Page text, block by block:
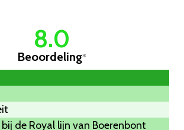
8.0
Beoordeling*
de Royal lijn van Boerenbont